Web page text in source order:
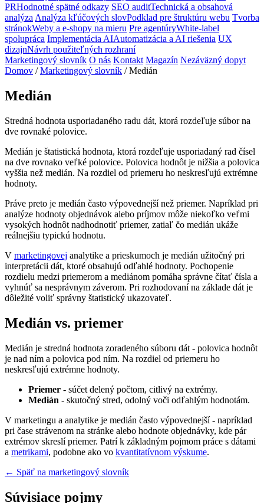
PRHodnotné spätné odkazy SEO auditTechnická a obsahová
analýza Analýza kľúčových slovPodklad pre štruktúru webu Tvorba
stránokWeby a e-shopy na mieru Pre agentúryWhite-label
spolupráca Implementácia AIAutomatizácia a AI riešenia UX
dizajnNávrh použiteľných rozhraní
Marketingový slovník O nás Kontakt Magazín Nezáväzný dopyt
Domov / Marketingový slovník /Medián
Medián
Stredná hodnota usporiadaného radu dát, ktorá rozdeľuje súbor na
dve rovnaké polovice.
Medián je štatistická hodnota, ktorá rozdeľuje usporiadaný rad čísel
na dve rovnako veľké polovice. Polovica hodnôt je nižšia a polovica
vyššia než medián. Na rozdiel od priemeru ho neskresľujú extrémne
hodnoty.
Práve preto je medián často výpovednejší než priemer. Napríklad pri
analýze hodnoty objednávok alebo príjmov môže niekoľko veľmi
vysokých hodnôt nadhodnotiť priemer, zatiaľ čo medián ukáže
reálnejšiu typickú hodnotu.
V marketingovej analytike a prieskumoch je medián užitočný pri
interpretácii dát, ktoré obsahujú odľahlé hodnoty. Pochopenie
rozdielu medzi priemerom a mediánom pomáha správne čítať čísla a
vyhnúť sa nesprávnym záverom. Pri rozhodovaní na základe dát je
dôležité voliť správny štatistický ukazovateľ.
Medián vs. priemer
Medián je stredná hodnota zoradeného súboru dát - polovica hodnôt
je nad ním a polovica pod ním. Na rozdiel od priemeru ho
neskresľujú extrémne hodnoty.
Priemer - súčet delený počtom, citlivý na extrémy.
Medián - skutočný stred, odolný voči odľahlým hodnotám.
V marketingu a analytike je medián často výpovednejší - napríklad
pri čase strávenom na stránke alebo hodnote objednávky, kde pár
extrémov skreslí priemer. Patrí k základným pojmom práce s dátami
a metrikami, podobne ako vo kvantitatívnom výskume.
← Späť na marketingový slovník
Súvisiace pojmy